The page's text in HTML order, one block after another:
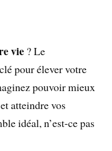
vie ? Le
pour élever votre
pouvoir mieux
atteindre vos
idéal, n’est-ce pas